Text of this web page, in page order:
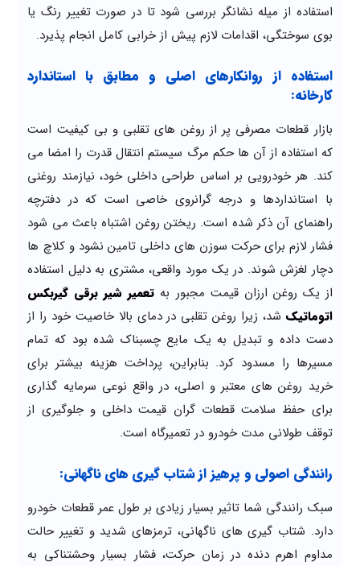
استفاده از میله نشانگر بررسی شود تا در صورت تغییر رنگ یا
بوی سوختگی، اقدامات لازم پیش از خرابی کامل انجام پذیرد.
استفاده از روانکارهای اصلی و مطابق با استاندارد
کارخانه:
بازار قطعات مصرفی پر از روغن های تقلبی و بی کیفیت است
که استفاده از آن ها حکم مرگ سیستم انتقال قدرت را امضا می
کند. هر خودرویی بر اساس طراحی داخلی خود، نیازمند روغنی
با استانداردها و درجه گرانروی خاصی است که در دفترچه
راهنمای آن ذکر شده است. ریختن روغن اشتباه باعث می شود
فشار لازم برای حرکت سوزن های داخلی تامین نشود و کلاچ ها
دچار لغزش شوند. در یک مورد واقعی، مشتری به دلیل استفاده
از یک روغن ارزان قیمت مجبور به تعمیر شیر برقی گیربکس
اتوماتیک شد، زیرا روغن تقلبی در دمای بالا خاصیت خود را از
دست داده و تبدیل به یک مایع چسبناک شده بود که تمام
مسیرها را مسدود کرد. بنابراین، پرداخت هزینه بیشتر برای
خرید روغن های معتبر و اصلی، در واقع نوعی سرمایه گذاری
برای حفظ سلامت قطعات گران قیمت داخلی و جلوگیری از
توقف طولانی مدت خودرو در تعمیرگاه است.
رانندگی اصولی و پرهیز از شتاب گیری های ناگهانی:
سبک رانندگی شما تاثیر بسیار زیادی بر طول عمر قطعات خودرو
دارد. شتاب گیری های ناگهانی، ترمزهای شدید و تغییر حالت
مداوم اهرم دنده در زمان حرکت، فشار بسیار وحشتناکی به